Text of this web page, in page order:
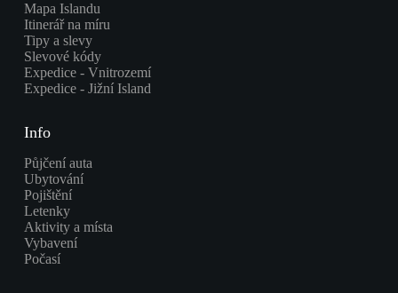
Mapa Islandu
Itinerář na míru
Tipy a slevy
Slevové kódy
Expedice - Vnitrozemí
Expedice - Jižní Island
Info
Půjčení auta
Ubytování
Pojištění
Letenky
Aktivity a místa
Vybavení
Počasí